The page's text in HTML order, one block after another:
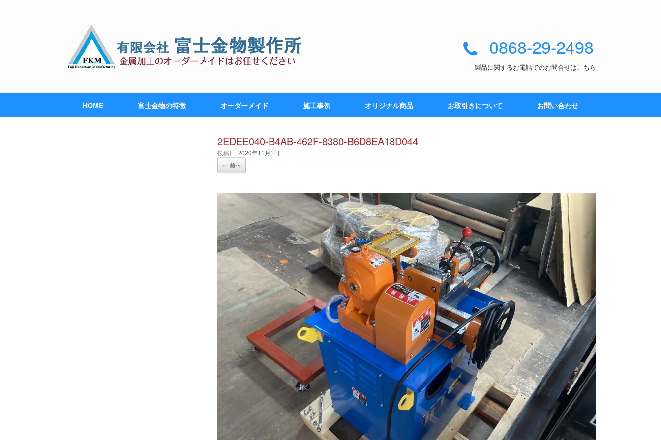
0868-29-2498
製品に関するお電話でのお問合せはこちら
HOME 富士金物の特徴 オーダーメイド 施工事例 オリジナル商品 お取引きについて お問い合わせ
2EDEE040-B4AB-462F-8380-B6D8EA18D044
投稿日:2020年11月1日
← 前へ